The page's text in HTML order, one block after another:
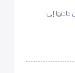
حاجتها إلى: